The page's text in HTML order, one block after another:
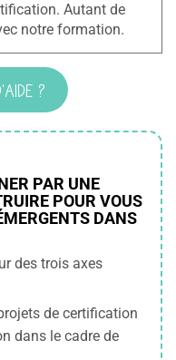
Autant de
notre formation.
?
PAR UNE
POUR VOUS
DANS
des trois axes
de certification
dans le cadre de